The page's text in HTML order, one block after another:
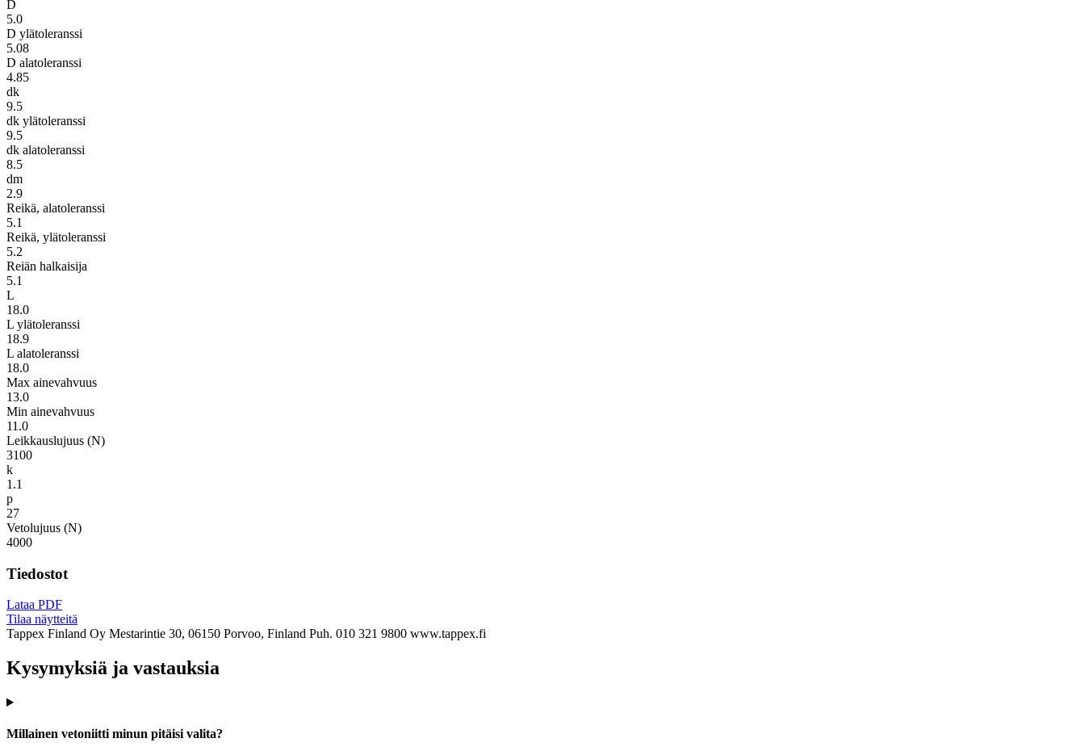
D
5.0
D ylätoleranssi
5.08
D alatoleranssi
4.85
dk
9.5
dk ylätoleranssi
9.5
dk alatoleranssi
8.5
dm
2.9
Reikä, alatoleranssi
5.1
Reikä, ylätoleranssi
5.2
Reiän halkaisija
5.1
L
18.0
L ylätoleranssi
18.9
L alatoleranssi
18.0
Max ainevahvuus
13.0
Min ainevahvuus
11.0
Leikkauslujuus (N)
3100
k
1.1
p
27
Vetolujuus (N)
4000
Tiedostot
Lataa PDF
Tilaa näytteitä
Tappex Finland Oy Mestarintie 30, 06150 Porvoo, Finland Puh. 010 321 9800 www.tappex.fi
Kysymyksiä ja vastauksia
Millainen vetoniitti minun pitäisi valita?